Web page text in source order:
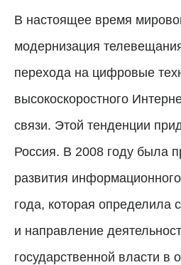
В настоящее время
модернизация
перехода на цифровые
высокоскоростного
связи. Этой тенденции
Россия. В 2008 году была
развития
года, которая определила
и направление
государственной власти в